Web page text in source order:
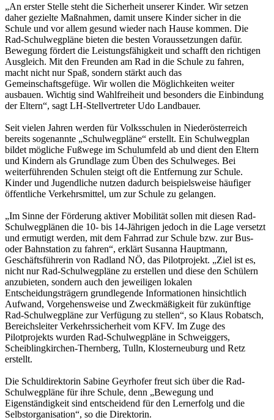
„An erster Stelle steht die Sicherheit unserer Kinder. Wir setzen
daher gezielte Maßnahmen, damit unsere Kinder sicher in die
Schule und vor allem gesund wieder nach Hause kommen. Die
Rad-Schulwegpläne bieten die besten Voraussetzungen dafür.
Bewegung fördert die Leistungsfähigkeit und schafft den richtigen
Ausgleich. Mit den Freunden am Rad in die Schule zu fahren,
macht nicht nur Spaß, sondern stärkt auch das
Gemeinschaftsgefüge. Wir wollen die Möglichkeiten weiter
ausbauen. Wichtig sind Wahlfreiheit und besonders die Einbindung
der Eltern“, sagt LH-Stellvertreter Udo Landbauer.
Seit vielen Jahren werden für Volksschulen in Niederösterreich
bereits sogenannte „Schulwegpläne“ erstellt. Ein Schulwegplan
bildet mögliche Fußwege im Schulumfeld ab und dient den Eltern
und Kindern als Grundlage zum Üben des Schulweges. Bei
weiterführenden Schulen steigt oft die Entfernung zur Schule.
Kinder und Jugendliche nutzen dadurch beispielsweise häufiger
öffentliche Verkehrsmittel, um zur Schule zu gelangen.
„Im Sinne der Förderung aktiver Mobilität sollen mit diesen Rad-
Schulwegplänen die 10- bis 14-Jährigen jedoch in die Lage versetzt
und ermutigt werden, mit dem Fahrrad zur Schule bzw. zur Bus-
oder Bahnstation zu fahren“, erklärt Susanna Hauptmann,
Geschäftsführerin von Radland NÖ, das Pilotprojekt. „Ziel ist es,
nicht nur Rad-Schulwegpläne zu erstellen und diese den Schülern
anzubieten, sondern auch den jeweiligen lokalen
Entscheidungsträgern grundlegende Informationen hinsichtlich
Aufwand, Vorgehensweise und Zweckmäßigkeit für zukünftige
Rad-Schulwegpläne zur Verfügung zu stellen“, so Klaus Robatsch,
Bereichsleiter Verkehrssicherheit vom KFV. Im Zuge des
Pilotprojekts wurden Rad-Schulwegpläne in Schweiggers,
Scheiblingkirchen-Thernberg, Tulln, Klosterneuburg und Retz
erstellt.
Die Schuldirektorin Sabine Geyrhofer freut sich über die Rad-
Schulwegpläne für ihre Schule, denn „Bewegung und
Eigenständigkeit sind entscheidend für den Lernerfolg und die
Selbstorganisation“, so die Direktorin.